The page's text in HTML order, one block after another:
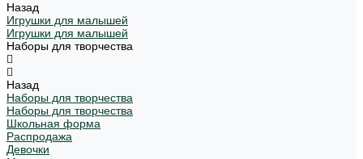
Назад
Игрушки для малышей
Игрушки для малышей
Наборы для творчества
Назад
Наборы для творчества
Наборы для творчества
Школьная форма
Распродажа
Девочки